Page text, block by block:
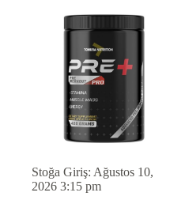
Stoğa Giriş: Ağustos 10,
2026 3:15 pm